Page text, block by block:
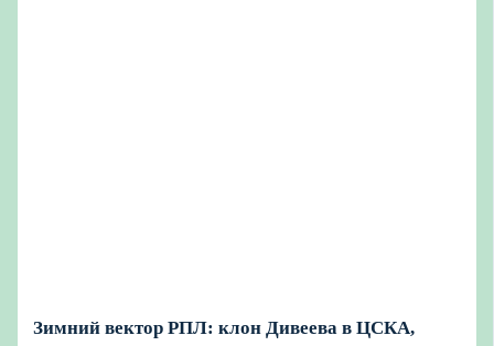
Зимний вектор РПЛ: клон Дивеева в ЦСКА,